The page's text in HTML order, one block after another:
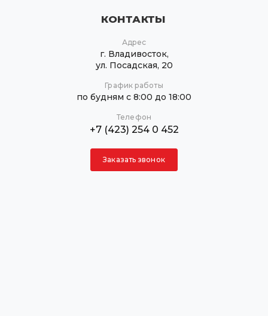
КОНТАКТЫ
Адрес
г. Владивосток,
ул. Посадская, 20
График работы
по будням с 8:00 до 18:00
Телефон
+7 (423) 254 0 452
Заказать звонок